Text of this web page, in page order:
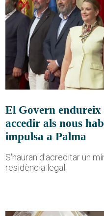
El Govern endureix
accedir als nous
impulsa a Palma
S'hauran d'acreditar un
residència legal